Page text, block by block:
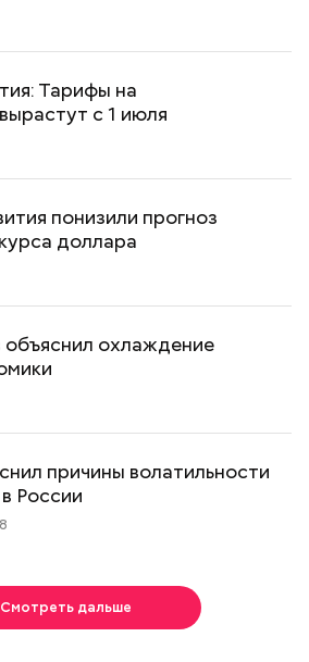
Тарифы на
с 1 июля
понизили прогноз
доллара
охлаждение
причины волатильности
России
Смотреть дальше